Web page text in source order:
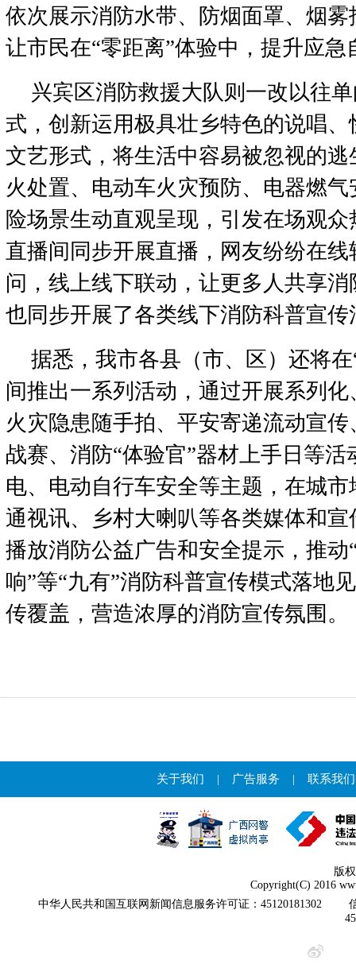
依次展示消防水带、防烟面罩、烟
让市民在“零距离”体验中，提升应急
兴宾区消防救援大队则一改以往
式，创新运用极具壮乡特色的说唱
文艺形式，将生活中容易被忽视的
火处置、电动车火灾预防、电器燃
险场景生动直观呈现，引发在场观
直播间同步开展直播，网友纷纷在
问，线上线下联动，让更多人共享消
也同步开展了各类线下消防科普宣传
据悉，我市各县（市、区）还将
间推出一系列活动，通过开展系列
火灾隐患随手拍、平安寄递流动宣
战赛、消防“体验官”器材上手日等
电、电动自行车安全等主题，在城
通视讯、乡村大喇叭等各类媒体和
播放消防公益广告和安全提示，推动
响”等“九有”消防科普宣传模式落地
传覆盖，营造浓厚的消防宣传氛围。
关于我们 | 广告服务 | 联系我们
版
Copyright(C) 2016
中华人民共和国互联网新闻信息服务许可证：45120181302